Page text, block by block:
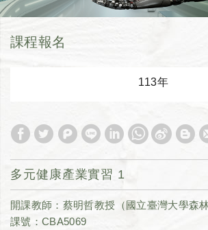
課程報名
113年
多元健康產業實習 1
開課教師：蔡明哲教授（國立臺灣大學森
課號：CBA5069